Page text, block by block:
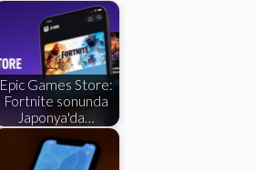
Epic Games Store:
Fortnite sonunda
Japonya'da…